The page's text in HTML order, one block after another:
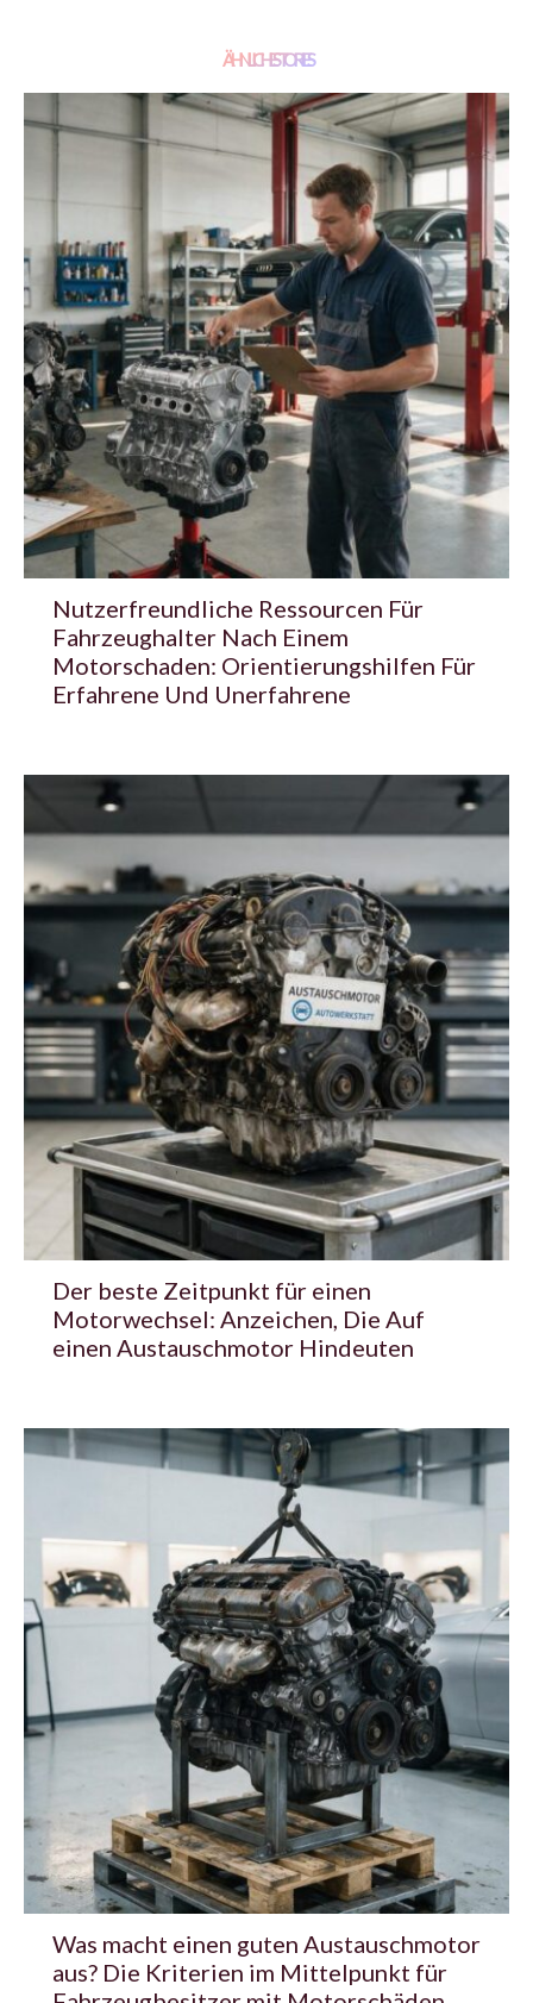
ÄHNLICHE STORIES
Nutzerfreundliche Ressourcen Für
Fahrzeughalter Nach Einem
Motorschaden: Orientierungshilfen Für
Erfahrene Und Unerfahrene
Der beste Zeitpunkt für einen
Motorwechsel: Anzeichen, Die Auf
einen Austauschmotor Hindeuten
Was macht einen guten Austauschmotor
aus? Die Kriterien im Mittelpunkt für